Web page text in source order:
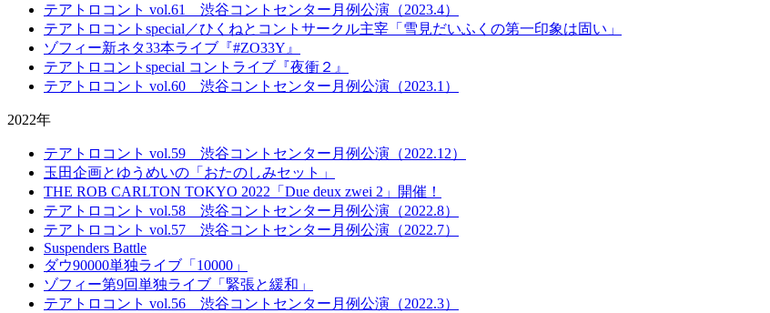
テアトロコント vol.61 渋谷コントセンター月例公演（2023.4）
テアトロコントspecial／ひくねとコントサークル主宰「雪見だいふくの第一印象は固い」
ゾフィー新ネタ33本ライブ『#ZO33Y』
テアトロコントspecial コントライブ『夜衝２』
テアトロコント vol.60 渋谷コントセンター月例公演（2023.1）
2022年
テアトロコント vol.59 渋谷コントセンター月例公演（2022.12）
玉田企画とゆうめいの「おたのしみセット」
THE ROB CARLTON TOKYO 2022「Due deux zwei 2」開催！
テアトロコント vol.58 渋谷コントセンター月例公演（2022.8）
テアトロコント vol.57 渋谷コントセンター月例公演（2022.7）
Suspenders Battle
ダウ90000単独ライブ「10000」
ゾフィー第9回単独ライブ「緊張と緩和」
テアトロコント vol.56 渋谷コントセンター月例公演（2022.3）